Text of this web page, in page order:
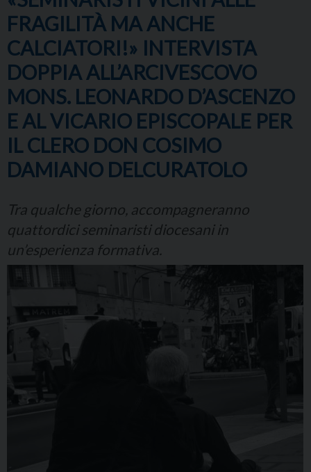
FRAGILITÀ MA ANCHE
CALCIATORI!» INTERVISTA
DOPPIA ALL’ARCIVESCOVO
MONS. LEONARDO D’ASCENZO
E AL VICARIO EPISCOPALE PER
IL CLERO DON COSIMO
DAMIANO DELCURATOLO
Tra qualche giorno, accompagneranno
quattordici seminaristi diocesani in
un’esperienza formativa.